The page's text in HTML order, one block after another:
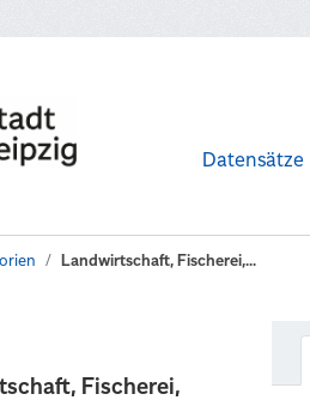
Datensätze
Landwirtschaft, Fischerei,...
Fischerei,